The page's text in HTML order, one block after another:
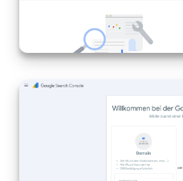
Vertriebsstelle
CRM-Analytik
BI-Builder